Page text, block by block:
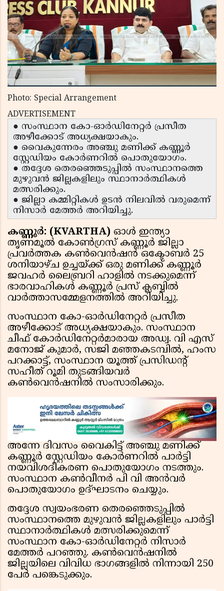
Photo: Special Arrangement
ADVERTISEMENT
● സംസ്ഥാന കോ-ഓർഡിനേറ്റർ പ്രസീത
അഴീക്കോട് അധ്യക്ഷയാകും.
● വൈകുന്നേരം അഞ്ചു മണിക്ക് കണ്ണൂർ
സ്റ്റേഡിയം കോർണറിൽ പൊതുയോഗം.
● തദ്ദേശ തെരഞ്ഞെടുപ്പിൽ സംസ്ഥാനത്തെ
മുഴുവൻ ജില്ലകളിലും സ്ഥാനാർത്ഥികൾ
മത്സരിക്കും.
● ജില്ലാ കമ്മിറ്റികൾ ഉടൻ നിലവിൽ വരുമെന്ന്
നിസാർ മേത്തർ അറിയിച്ചു.
കണ്ണൂർ: (KVARTHA) ഓൾ ഇന്ത്യാ
തൃണമൂൽ കോൺഗ്രസ് കണ്ണൂർ ജില്ലാ
പ്രവർത്തക കൺവെൻഷൻ ഒക്ടോബർ 25
ശനിയാഴ്ച ഉച്ചയ്ക്ക് ഒരു മണിക്ക് കണ്ണൂർ
ജവഹർ ലൈബ്രറി ഹാളിൽ നടക്കുമെന്ന്
ഭാരവാഹികൾ കണ്ണൂർ പ്രസ് ക്ലബ്ബിൽ
വാർത്താസമ്മേളനത്തിൽ അറിയിച്ചു.
സംസ്ഥാന കോ-ഓർഡിനേറ്റർ പ്രസീത
അഴീക്കോട് അധ്യക്ഷയാകും. സംസ്ഥാന
ചീഫ് കോർഡിനേറ്റർമാരായ അഡ്വ. വി എസ്
മനോജ് കുമാർ, സജി മഞ്ഞകടമ്പിൽ, ഹംസ
പറക്കാട്ട്, സംസ്ഥാന യൂത്ത് പ്രസിഡന്റ്
സഹീത് റൂമി തുടങ്ങിയവർ
കൺവെൻഷനിൽ സംസാരിക്കും.
അന്നേ ദിവസം വൈകിട്ട് അഞ്ചു മണിക്ക്
കണ്ണൂർ സ്റ്റേഡിയം കോർണറിൽ പാർട്ടി
നയവിശദീകരണ പൊതുയോഗം നടത്തും.
സംസ്ഥാന കൺവീനർ പി വി അൻവർ
പൊതുയോഗം ഉദ്ഘാടനം ചെയ്യും.
തദ്ദേശ സ്വയംഭരണ തെരഞ്ഞെടുപ്പിൽ
സംസ്ഥാനത്തെ മുഴുവൻ ജില്ലകളിലും പാർട്ടി
സ്ഥാനാർത്ഥികൾ മത്സരിക്കുമെന്ന്
സംസ്ഥാന കോ-ഓർഡിനേറ്റർ നിസാർ
മേത്തർ പറഞ്ഞു. കൺവെൻഷനിൽ
ജില്ലയിലെ വിവിധ ഭാഗങ്ങളിൽ നിന്നായി 250
പേർ പങ്കെടുക്കും.